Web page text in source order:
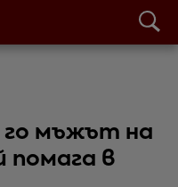
го мъжът на
помага в